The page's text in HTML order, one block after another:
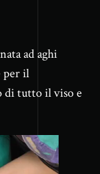
ad aghi
per il
di tutto il viso e